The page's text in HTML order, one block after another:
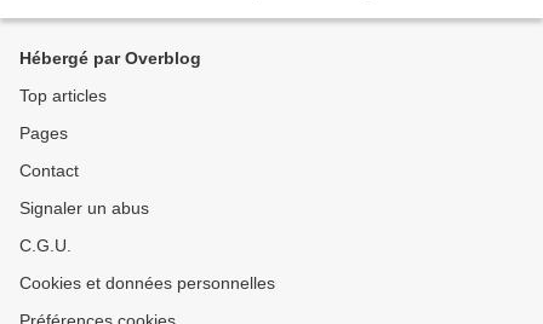
Hébergé par Overblog
Top articles
Pages
Contact
Signaler un abus
C.G.U.
Cookies et données personnelles